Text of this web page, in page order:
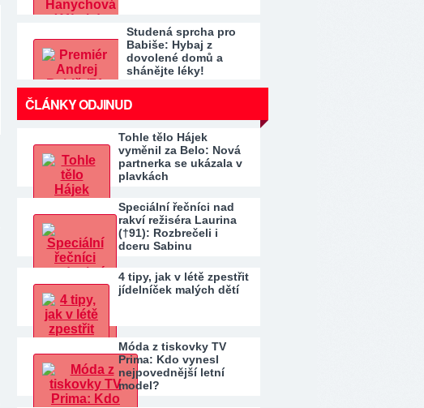
Studená sprcha pro
Babiše: Hybaj z
dovolené domů a
shánějte léky!
ČLÁNKY ODJINUD
Tohle tělo Hájek
vyměnil za Belo: Nová
partnerka se ukázala v
plavkách
Speciální řečníci nad
rakví režiséra Laurina
(†91): Rozbrečeli i
dceru Sabinu
4 tipy, jak v létě zpestřit
jídelníček malých dětí
Móda z tiskovky TV
Prima: Kdo vynesl
nejpovednější letní
model?